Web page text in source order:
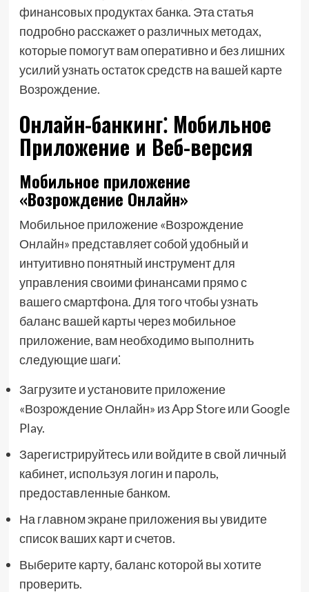
финансовых продуктах банка. Эта статья
подробно расскажет о различных методах,
которые помогут вам оперативно и без лишних
усилий узнать остаток средств на вашей карте
Возрождение.
Онлайн-банкинг⁚ Мобильное
Приложение и Веб-версия
Мобильное приложение
«Возрождение Онлайн»
Мобильное приложение «Возрождение
Онлайн» представляет собой удобный и
интуитивно понятный инструмент для
управления своими финансами прямо с
вашего смартфона. Для того чтобы узнать
баланс вашей карты через мобильное
приложение, вам необходимо выполнить
следующие шаги⁚
Загрузите и установите приложение
«Возрождение Онлайн» из App Store или Google
Play.
Зарегистрируйтесь или войдите в свой личный
кабинет, используя логин и пароль,
предоставленные банком.
На главном экране приложения вы увидите
список ваших карт и счетов.
Выберите карту, баланс которой вы хотите
проверить.